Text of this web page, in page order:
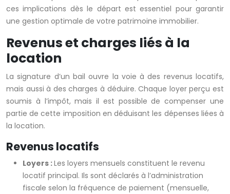
ces implications dès le départ est essentiel pour garantir
une gestion optimale de votre patrimoine immobilier.
Revenus et charges liés à la
location
La signature d’un bail ouvre la voie à des revenus locatifs,
mais aussi à des charges à déduire. Chaque loyer perçu est
soumis à l’impôt, mais il est possible de compenser une
partie de cette imposition en déduisant les dépenses liées à
la location.
Revenus locatifs
Loyers :Les loyers mensuels constituent le revenu
locatif principal. Ils sont déclarés à l’administration
fiscale selon la fréquence de paiement (mensuelle,